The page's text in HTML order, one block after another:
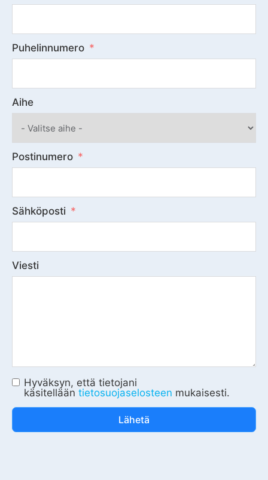
Puhelinnumero
Aihe
Postinumero
Sähköposti
Viesti
Hyväksyn, että tietojani
käsitellään tietosuojaselosteen mukaisesti.
Lähetä